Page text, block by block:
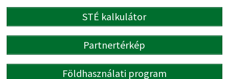
STÉ kalkulátor
Partnertérkép
Földhasználati program